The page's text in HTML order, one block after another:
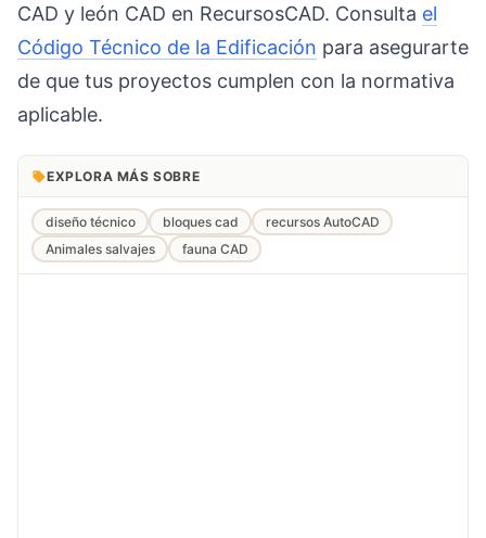
CAD y león CAD en RecursosCAD. Consulta el
Código Técnico de la Edificación para asegurarte
de que tus proyectos cumplen con la normativa
aplicable.
EXPLORA MÁS SOBRE
diseño técnico bloques cad
recursos AutoCAD
Animales salvajes
fauna CAD